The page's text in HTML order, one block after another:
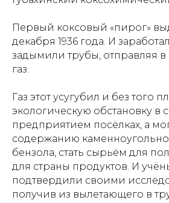
Первый коксовый «пирог»
декабря 1936 года. И
задымили трубы, отправляя
газ.
Газ этот усугубил и без того
экологическую обстановку в
предприятием посёлках, а
содержанию
бензола, стать сырьём для
для страны продуктов. И
подтвердили своими
получив из вылетающего в